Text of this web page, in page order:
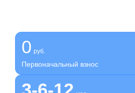
0 руб.
Первоначальный взнос